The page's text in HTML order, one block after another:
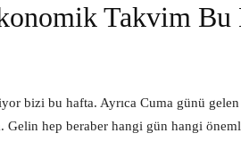
Takvim Bu
bizi bu hafta. Ayrıca Cuma günü
hep beraber hangi gün hangi